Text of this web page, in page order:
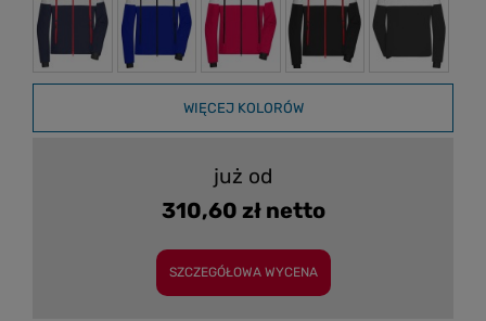
WIĘCEJ KOLORÓW
już od
310,60 zł netto
SZCZEGÓŁOWA WYCENA